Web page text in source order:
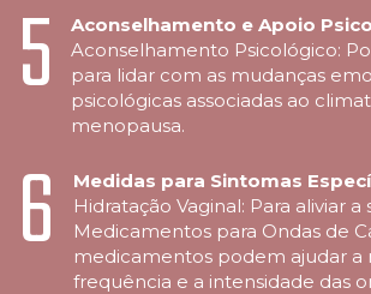
5 Aconselhamento e Apoio
Aconselhamento Psicológico:
para lidar com as mudanças
psicológicas associadas ao
menopausa.
6 Medidas para Sintomas
Hidratação Vaginal: Para aliviar a
Medicamentos para Ondas de
medicamentos podem ajudar a
frequência e a intensidade das